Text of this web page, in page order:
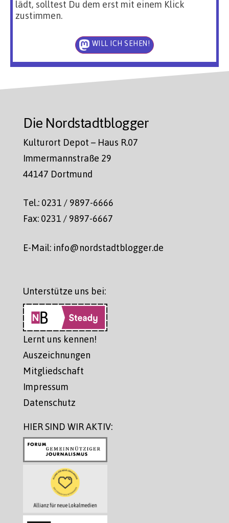
lädt, solltest Du dem erst mit einem Klick
zustimmen.
WILL ICH SEHEN!
Die Nordstadtblogger
Kulturort Depot – Haus R.07
Immermannstraße 29
44147 Dortmund
Tel.: 0231 / 9897-6666
Fax: 0231 / 9897-6667
E-Mail: info@nordstadtblogger.de
Unterstütze uns bei:
Lernt uns kennen!
Auszeichnungen
Mitgliedschaft
Impressum
Datenschutz
HIER SIND WIR AKTIV: